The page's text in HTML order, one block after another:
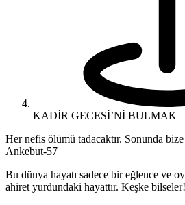
KADİR GECESİ’Nİ BULMAK
Her nefis ölümü tadacaktır. Sonunda
Ankebut-57
Bu dünya hayatı sadece bir eğlence ve
ahiret yurdundaki hayattır. Keşke